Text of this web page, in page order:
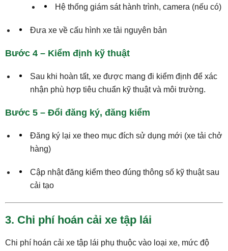
Hệ thống giám sát hành trình, camera (nếu có)
Đưa xe về cấu hình xe tải nguyên bản
Bước 4 – Kiểm định kỹ thuật
Sau khi hoàn tất, xe được mang đi kiểm định để xác
nhận phù hợp tiêu chuẩn kỹ thuật và môi trường.
Bước 5 – Đổi đăng ký, đăng kiểm
Đăng ký lại xe theo mục đích sử dụng mới (xe tải chở
hàng)
Cập nhật đăng kiểm theo đúng thông số kỹ thuật sau
cải tạo
3. Chi phí hoán cải xe tập lái
Chi phí hoán cải xe tập lái phụ thuộc vào loại xe, mức độ